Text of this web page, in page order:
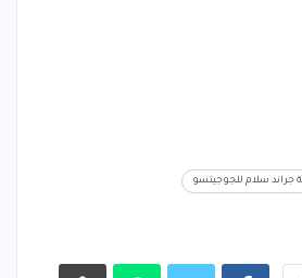
جراند سلام للجوجيتسو